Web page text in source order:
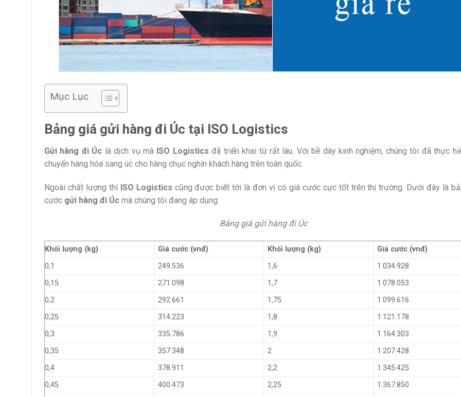
Mục Lục
Bảng giá gửi hàng đi Úc tại ISO Logistics
Gửi hàng đi Úc là dịch vụ màISO Logistics đã triển khai từ rất lâu. Với bề dày kinh nghiệm, chúng tôi đã thực
chuyển hàng hóa sang úc cho hàng chục nghìn khách hàng trên toàn quốc.
Ngoài chất lượng thì ISO Logistics cũng được biết tới là đơn vị có giá cước cực tốt trên thị trường. Dưới đây là
cước gửi hàng đi Úc mà chúng tôi đang áp dụng:
Bảng giá gửi hàng đi Úc
Khối lượng (kg) Giá cước (vnđ) Khối lượng (kg)
Giá cước (vnđ)
0,1
249.536 1,6
1.034.928
0,15
271.098 1,7
1.078.053
0,2
292.661 1,75
1.099.616
0,25
314.223 1,8
1.121.178
0,3
335.786 1,9
1.164.303
0,35
357.348 2
1.207.428
0,4
378.911 2,2
1.345.425
0,45
400.473 2,25
1.367.850